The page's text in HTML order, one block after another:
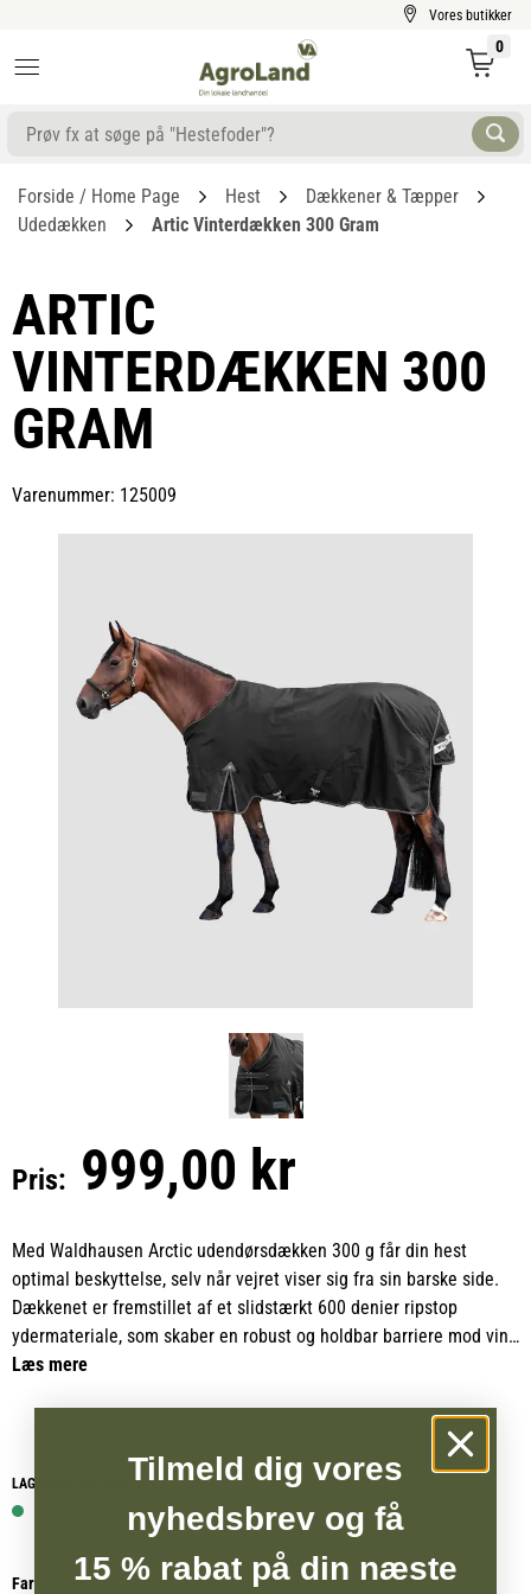
Vores butikker
0
Forside / Home Page Hest
Dækkener & Tæpper
Udedækken
Artic Vinterdækken 300 Gram
ARTIC
VINTERDÆKKEN 300
GRAM
Varenummer: 125009
Pris: 999,00 kr
Med Waldhausen Arctic udendørsdækken 300 g får din hest
optimal beskyttelse, selv når vejret viser sig fra sin barske side.
Dækkenet er fremstillet af et slidstærkt 600 denier ripstop
ydermateriale, som skaber en robust og holdbar barriere mod vind
og vejr. Det er både åndbart og vandtæt med en vandsøjle på
vejrbestandighed og komfort. Indvendigt sørger en antibakteriel
foring for et hygiejnisk og behageligt klima, mens den kraftige
300 grams fyldning yder effektiv varmeisolering på kolde dage.
Foran lukkes dækkenet med dobbelte T-formede spænder, der
sammen med et beskyttende velcrobetræk holder det sikkert på
Læs mere
LAGERSTATUS WEBSHOP
Farve
Tilmeld dig vores
nyhedsbrev og få
15 % rabat på din næste